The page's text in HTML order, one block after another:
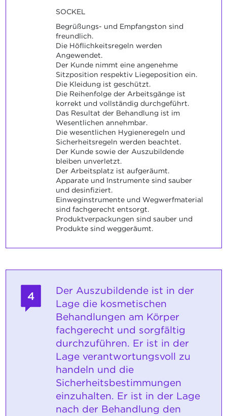
SOCKEL
Begrüßungs- und Empfangston sind
freundlich.
Die Höflichkeitsregeln werden
Angewendet.
Der Kunde nimmt eine angenehme
Sitzposition respektiv Liegeposition ein.
Die Kleidung ist geschützt.
Die Reihenfolge der Arbeitsgänge ist
korrekt und vollständig durchgeführt.
Das Resultat der Behandlung ist im
Wesentlichen annehmbar.
Die wesentlichen Hygieneregeln und
Sicherheitsregeln werden beachtet.
Der Kunde sowie der Auszubildende
bleiben unverletzt.
Der Arbeitsplatz ist aufgeräumt.
Apparate und Instrumente sind sauber
und desinfiziert.
Einweginstrumente und Wegwerfmaterial
sind fachgerecht entsorgt.
Produktverpackungen sind sauber und
Produkte sind weggeräumt.
4
Der Auszubildende ist in der
Lage die kosmetischen
Behandlungen am Körper
fachgerecht und sorgfältig
durchzuführen. Er ist in der
Lage verantwortungsvoll zu
handeln und die
Sicherheitsbestimmungen
einzuhalten. Er ist in der Lage
nach der Behandlung den